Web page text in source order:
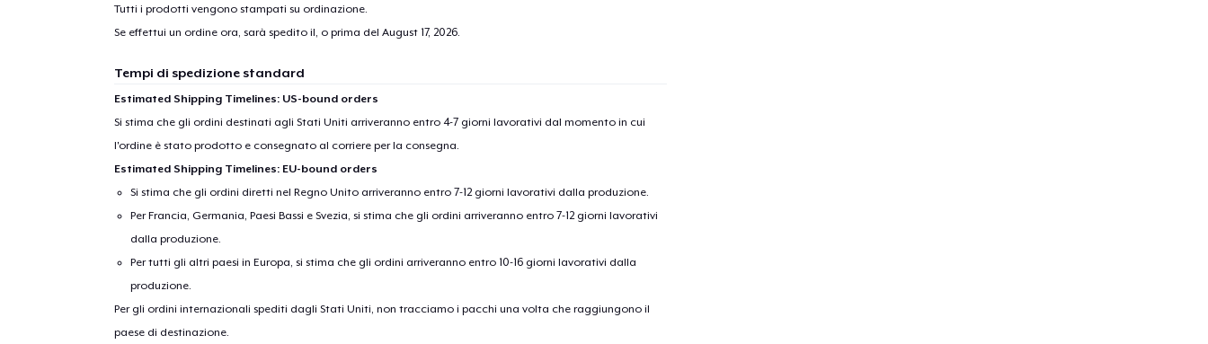
Tutti i prodotti vengono stampati su ordinazione.
Se effettui un ordine ora, sarà spedito il, o prima del August 17, 2026.
Tempi di spedizione standard
Estimated Shipping Timelines: US-bound orders
Si stima che gli ordini destinati agli Stati Uniti arriveranno entro 4-7 giorni lavorativi dal momento in cui
l'ordine è stato prodotto e consegnato al corriere per la consegna.
Estimated Shipping Timelines: EU-bound orders
Si stima che gli ordini diretti nel Regno Unito arriveranno entro 7-12 giorni lavorativi dalla produzione.
Per Francia, Germania, Paesi Bassi e Svezia, si stima che gli ordini arriveranno entro 7-12 giorni lavorativi
dalla produzione.
Per tutti gli altri paesi in Europa, si stima che gli ordini arriveranno entro 10-16 giorni lavorativi dalla
produzione.
Per gli ordini internazionali spediti dagli Stati Uniti, non tracciamo i pacchi una volta che raggiungono il
paese di destinazione.